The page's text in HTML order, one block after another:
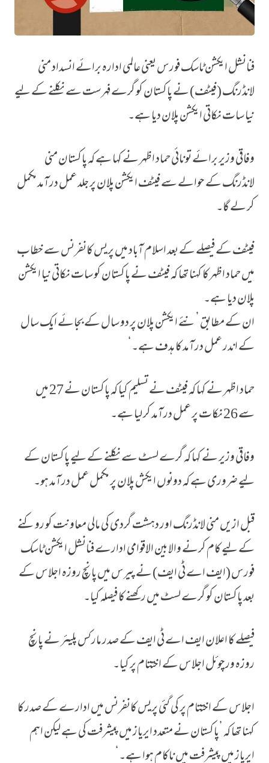
مزید سات شرائط عائد، پاکستان فٹیف کی گرے لسٹ میں برقرار
فنانشل ایکشن ٹاسک فورس یعنی عالمی ادارہ برائے انسداد منی
لانڈرنگ (فیٹف) نے پاکستان کو گرے فہرست سے نکلنے کے لیے
نیا سات نکاتی ایکشن پلان دیا ہے۔
وفاقی وزیر برائے تونائی حماد اظہر نے کہا ہے کہ پاکستان منی
لانڈرنگ کے حوالے سے فیٹف ایکشن پلان پر جلد عمل درآمد مکمل
کر لے گا۔
فیٹف کے فیصلے کے بعد اسلام آباد میں پریس کانفرنس سے خطاب
میں حماد اظہر کا کہنا تھا کہ فیٹف نے پاکستان کو سات نکاتی نیا ایکشن
پلان دیا ہے۔
ان کے مطابق ’نئے ایکشن پلان پر دو سال کے بجائے ایک سال
کے اندر عمل درآمد کا ہدف ہے۔‘
حماد اظہر نے کہا کہ فیٹف نے تسلیم کیا کہ پاکستان نے 27 میں
سے 26 نکات پر عمل درآمد کر لیا ہے۔
وفاقی وزیر نے کہا کہ گرے لسٹ سے نکلنے کے لیے پاکستان کے
لیے ضروری ہے کہ دونوں ایکش پلان پر مکمل عمل درآمد ہو۔
قبل ازیں منی لانڈرنگ اور دہشت گردی کی مالی معاونت کو روکنے
کے لیے کام کرنے والا بین الاقوامی ادارے فنانشل ایکشن ٹاسک
فورس (ایف اے ٹی ایف) نے پیرس میں پانچ روزہ اجلاس کے
بعد پاکستان کو گرے لسٹ میں رکھنے کا فیصلہ کیا۔
فیصلے کا اعلان ایف اے ٹی ایف کے صدر مارکس پلیئر نے پانچ
روزہ ورچوئل اجلاس کے اختتام پر کیا۔
اجلاس کے اختتام پر کی گئی پریس کانفرنس میں ادارے کے صدر کا
کہنا تھا کہ ’پاکستان نے متعدد ایریاز میں پیشرفت کی ہے لیکن اہم
ایریاز میں پیشرفت میں ناکام ہوا ہے۔‘